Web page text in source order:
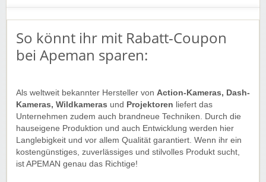
So könnt ihr mit Rabatt-Coupon
bei Apeman sparen:
Als weltweit bekannter Hersteller von Action-Kameras, Dash-
Kameras, Wildkameras und Projektoren liefert das
Unternehmen zudem auch brandneue Techniken. Durch die
hauseigene Produktion und auch Entwicklung werden hier
Langlebigkeit und vor allem Qualität garantiert. Wenn ihr ein
kostengünstiges, zuverlässiges und stilvolles Produkt sucht,
ist APEMAN genau das Richtige!